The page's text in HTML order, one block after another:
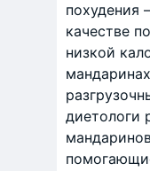
похудения
качестве
низкой
диетологи